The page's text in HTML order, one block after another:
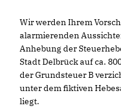
Wir werden Ihrem
alarmierenden
Anhebung der
Stadt Delbrück auf ca.
der Grundsteuer B
unter dem fiktiven
liegt.